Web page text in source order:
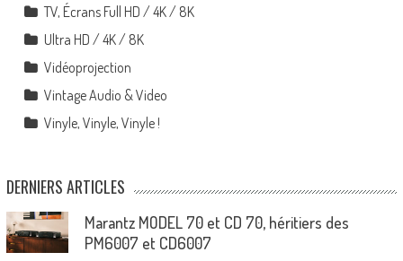
TV, Écrans Full HD / 4K / 8K
Ultra HD / 4K / 8K
Vidéoprojection
Vintage Audio & Video
Vinyle, Vinyle, Vinyle !
DERNIERS ARTICLES
Marantz MODEL 70 et CD 70, héritiers des
PM6007 et CD6007